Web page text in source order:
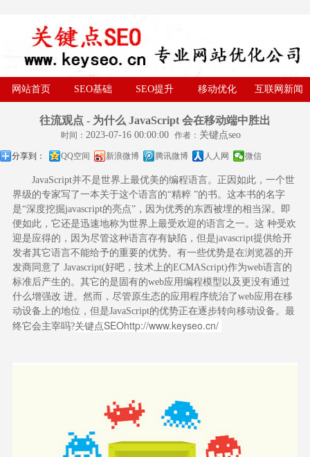
网站首页 SEO基础 SEO提升 移动优化 互联网新闻
往流观点 - 为什么 JavaScript 会在移动端中胜出
时间： 2023-07-16 00:00:00 作者： 关键点seo
分享到： QQ空间 新浪微博 腾讯微博 人人网 微信
JavaScript并不是世界上最优美的编程语言。正因如此，一个世
界级的专家写了一本关于这个语言的“精粹 ”的书。这本书的名字
是“深度挖掘javascript的亮点”，因为优秀的东西被埋的相当深。即
便如此，它还是迅速地称为世界上最受欢迎的语言之一。这 种受欢
迎是应得的，因为尽管这种语言存有缺陷，但是javascript提供给开
发者其它语言不能给予的重要的优势。有一些优势是在浏览器的开
发商同意了 Javascript(好吧，技术上的ECMAScript)作为web语言的
标准后产生的。其它的是固有的web应用编程模型以及更没有通过
什么增强改 进。然而，尽管原生态的应用程序统治了web应用在移
动设备上的地位，但是JavaScript的优势正在逐步转向移动设备。最
终它会主宰吗?关键点SEOhttp://www.keyseo.cn/